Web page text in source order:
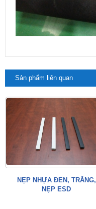
Sản phẩm liên quan
NẸP NHỰA ĐEN, TRẮNG,
NẸP ESD